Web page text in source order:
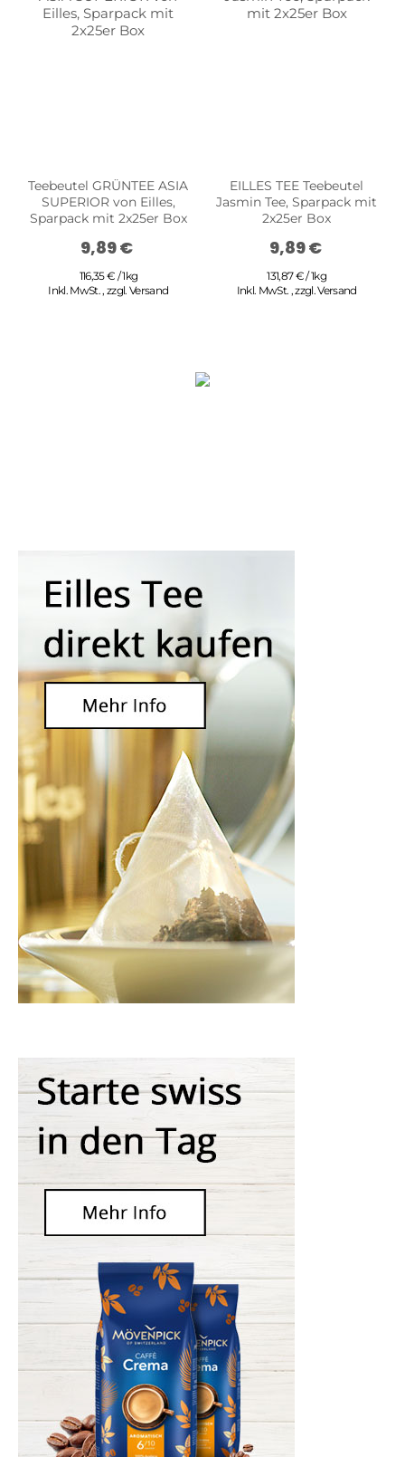
Teebeutel GRÜNTEE ASIA
SUPERIOR von Eilles,
Sparpack mit 2x25er Box
9,89 €
116,35 € / 1kg
Inkl. MwSt. ,zzgl.Versand
EILLES TEE Teebeutel
Jasmin Tee, Sparpack mit
2x25er Box
9,89 €
131,87 € / 1kg
Inkl. MwSt. ,zzgl.Versand